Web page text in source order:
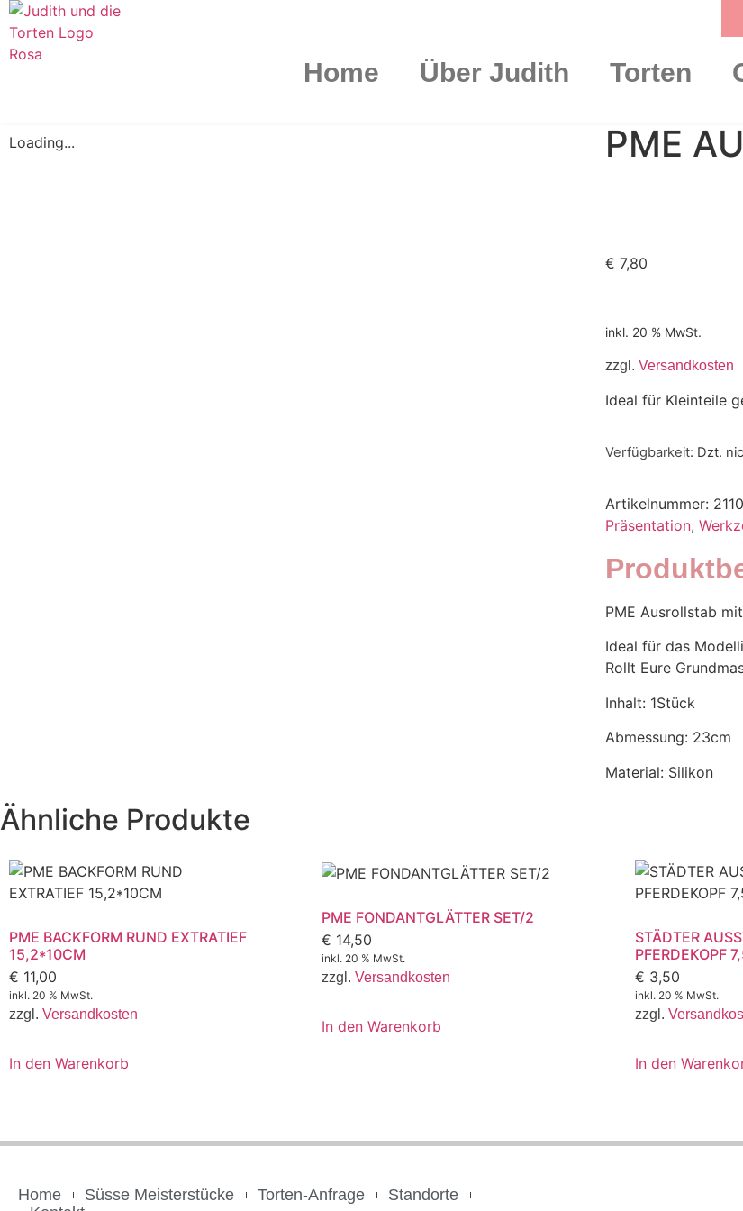
Home Über Judith Torten
Loading... PME
€ 7,80
inkl. 20 % MwSt.
zzgl. Versandkosten
Ideal für Kleinteile
Verfügbarkeit: Dzt.
Artikelnummer:
Präsentation,
PME Ausrollstab
Ideal für das
Rollt Eure
Inhalt: 1Stück
Abmessung: 23cm
Material: Silikon
Ähnliche Produkte
PME BACKFORM RUND EXTRATIEF
15,2*10CM
€ 11,00
inkl. 20 % MwSt.
zzgl. Versandkosten
In den Warenkorb
PME FONDANTGLÄTTER SET/2
€ 14,50
inkl. 20 % MwSt.
zzgl.Versandkosten
In den Warenkorb
STÄDTER
PFERDEKOPF
€ 3,50
inkl. 20 % MwSt.
zzgl.
In den
Home Süsse Meisterstücke Torten-Anfrage
Standorte